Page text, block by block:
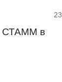
23
СТАММ в